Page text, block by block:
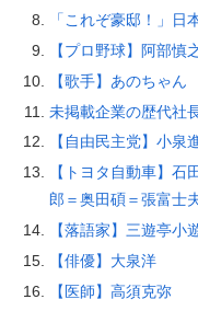
「これぞ豪邸！」日
【プロ野球】阿部慎
【歌手】あのちゃん
未掲載企業の歴代社
【自由民主党】小泉
【トヨタ自動車】
郎＝奥田碩＝張富士
【落語家】三遊亭小
【俳優】大泉洋
【医師】高須克弥